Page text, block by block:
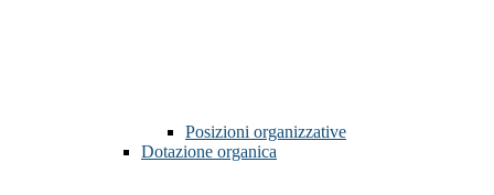
Posizioni organizzative
Dotazione organica